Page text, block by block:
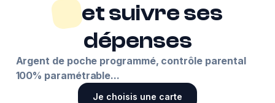
et suivre ses
dépenses
Argent de poche programmé, contrôle parental
100% paramétrable...
Je choisis une carte